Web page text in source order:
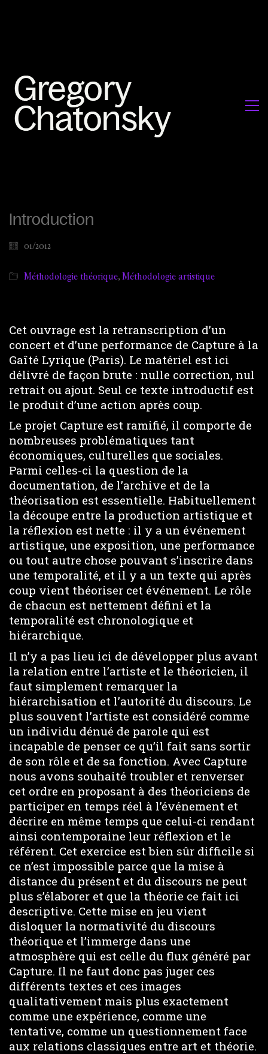
Introduction
01/2012
Méthodologie théorique, Méthodologie artistique
Cet ouvrage est la retranscription d’un
concert et d’une performance de Capture à la
Gaîté Lyrique (Paris). Le matériel est ici
délivré de façon brute : nulle correction, nul
retrait ou ajout. Seul ce texte introductif est
le produit d’une action après coup.
Le projet Capture est ramifié, il comporte de
nombreuses problématiques tant
économiques, culturelles que sociales.
Parmi celles-ci la question de la
documentation, de l’archive et de la
théorisation est essentielle. Habituellement
la découpe entre la production artistique et
la réflexion est nette : il y a un événement
artistique, une exposition, une performance
ou tout autre chose pouvant s’inscrire dans
une temporalité, et il y a un texte qui après
coup vient théoriser cet événement. Le rôle
de chacun est nettement défini et la
temporalité est chronologique et
hiérarchique.
Il n’y a pas lieu ici de développer plus avant
la relation entre l’artiste et le théoricien, il
faut simplement remarquer la
hiérarchisation et l’autorité du discours. Le
plus souvent l’artiste est considéré comme
un individu dénué de parole qui est
incapable de penser ce qu’il fait sans sortir
de son rôle et de sa fonction. Avec Capture
nous avons souhaité troubler et renverser
cet ordre en proposant à des théoriciens de
participer en temps réel à l’événement et
décrire en même temps que celui-ci rendant
ainsi contemporaine leur réflexion et le
référent. Cet exercice est bien sûr difficile si
ce n’est impossible parce que la mise à
distance du présent et du discours ne peut
plus s’élaborer et que la théorie ce fait ici
descriptive. Cette mise en jeu vient
disloquer la normativité du discours
théorique et l’immerge dans une
atmosphère qui est celle du flux généré par
Capture. Il ne faut donc pas juger ces
différents textes et ces images
qualitativement mais plus exactement
comme une expérience, comme une
tentative, comme un questionnement face
aux relations classiques entre art et théorie.